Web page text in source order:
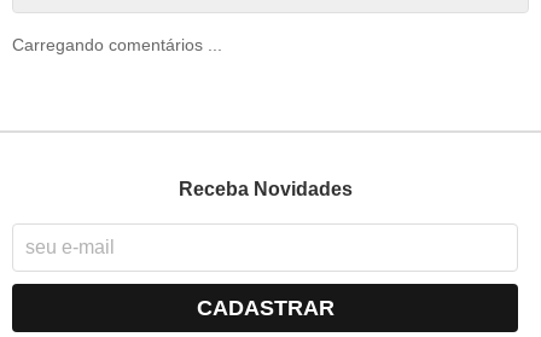
Carregando comentários ...
Receba Novidades
CADASTRAR